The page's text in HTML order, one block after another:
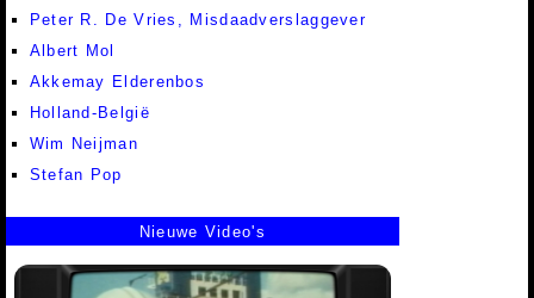
Peter R. De Vries, Misdaadverslaggever
Albert Mol
Akkemay Elderenbos
Holland-België
Wim Neijman
Stefan Pop
Nieuwe Video's